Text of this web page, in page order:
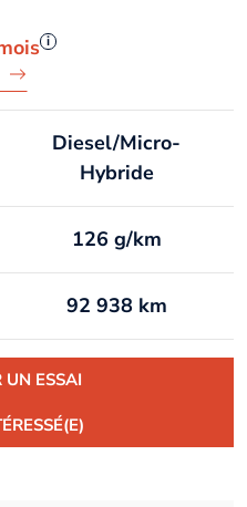
i
Diesel/Micro-
Hybride
126 g/km
92 938 km
UN ESSAI